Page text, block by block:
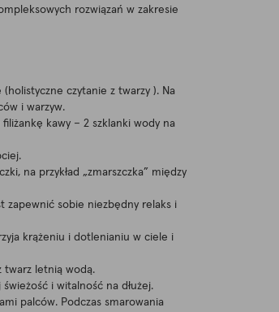
rozwiązań w zakresie
czytanie z twarzy ). Na
i warzyw.
kawy – 2 szklanki wody na
na przykład „zmarszczka” między
zapewnić sobie niezbędny relaks i
krążeniu i dotlenianiu w ciele i
twarz letnią wodą.
i witalność na dłużej.
palców. Podczas smarowania